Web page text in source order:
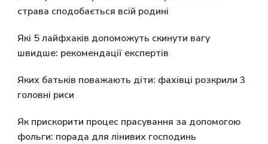
страва сподобається всій родині
Які 5 лайфхаків допоможуть скинути вагу
швидше: рекомендації експертів
Яких батьків поважають діти: фахівці розкрили 3
головні риси
Як прискорити процес прасування за допомогою
фольги: порада для лінивих господинь